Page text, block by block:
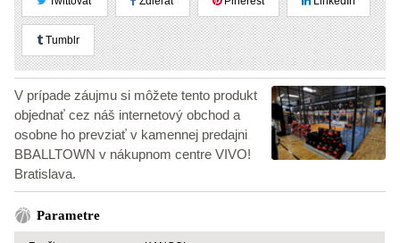
Tumblr
V prípade záujmu si môžete tento produkt
objednať cez náš internetový obchod a
osobne ho prevziať v kamennej predajni
BBALLTOWN v nákupnom centre VIVO!
Bratislava.
Parametre